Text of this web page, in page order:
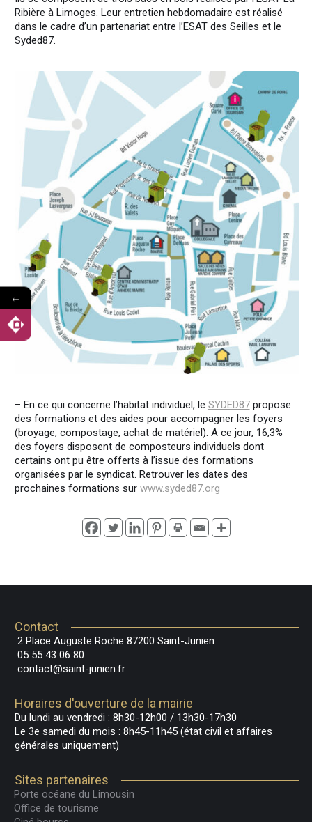
Ribière à Limoges. Leur entretien hebdomadaire est réalisé
dans le cadre d’un partenariat entre l’ESAT des Seilles et le
Syded87.
– En ce qui concerne l’habitat individuel, le SYDED87propose
des formations et des aides pour accompagner les foyers
(broyage, compostage, achat de matériel). A ce jour, 16,3%
des foyers disposent de composteurs individuels dont
certains ont pu être offerts à l’issue des formations
organisées par le syndicat. Retrouver les dates des
prochaines formations sur www.syded87.org
Contact
2 Place Auguste Roche 87200 Saint-Junien
05 55 43 06 80
contact@saint-junien.fr
Horaires d'ouverture de la mairie
Du lundi au vendredi : 8h30-12h00 / 13h30-17h30
Le 3e samedi du mois : 8h45-11h45 (état civil et affaires
générales uniquement)
Sites partenaires
Porte océane du Limousin
Office de tourisme
←